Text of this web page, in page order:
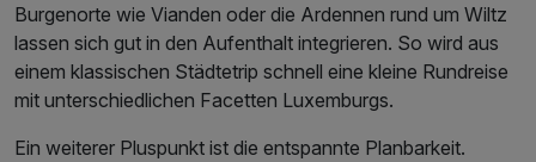
Burgenorte wie Vianden oder die Ardennen rund um Wiltz
lassen sich gut in den Aufenthalt integrieren. So wird aus
einem klassischen Städtetrip schnell eine kleine Rundreise
mit unterschiedlichen Facetten Luxemburgs.
Ein weiterer Pluspunkt ist die entspannte Planbarkeit.